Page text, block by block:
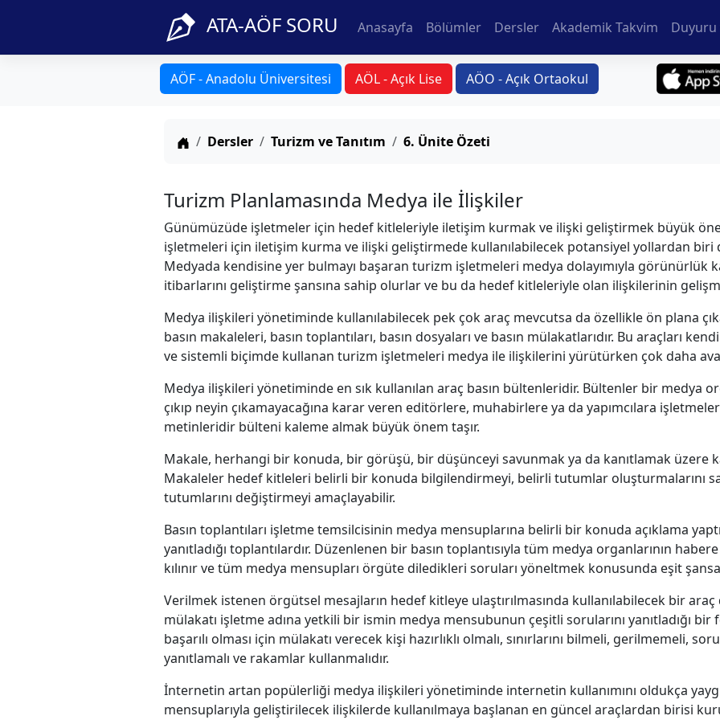
ATA-AÖF SORU Anasayfa Bölümler Dersler Akademik Takvim Duyuru
AÖF - Anadolu Üniversitesi AÖL - Açık Lise AÖO - Açık Ortaokul
Anasayfa
Dersler Turizm ve Tanıtım 6. Ünite Özeti
Turizm Planlamasında Medya ile İlişkiler
Günümüzüde işletmeler için hedef kitleleriyle iletişim kurmak ve ilişki geliştirmek büyük
işletmeleri için iletişim kurma ve ilişki geliştirmede kullanılabilecek potansiyel yollardan biri
Medyada kendisine yer bulmayı başaran turizm işletmeleri medya dolayımıyla görünürlük
itibarlarını geliştirme şansına sahip olurlar ve bu da hedef kitleleriyle olan ilişkilerinin
Medya ilişkileri yönetiminde kullanılabilecek pek çok araç mevcutsa da özellikle ön plana
basın makaleleri, basın toplantıları, basın dosyaları ve basın mülakatlarıdır. Bu araçları
ve sistemli biçimde kullanan turizm işletmeleri medya ile ilişkilerini yürütürken çok daha
Medya ilişkileri yönetiminde en sık kullanılan araç basın bültenleridir. Bültenler bir medya
çıkıp neyin çıkamayacağına karar veren editörlere, muhabirlere ya da yapımcılara
metinleridir bülteni kaleme almak büyük önem taşır.
Makale, herhangi bir konuda, bir görüşü, bir düşünceyi savunmak ya da kanıtlamak üzere
Makaleler hedef kitleleri belirli bir konuda bilgilendirmeyi, belirli tutumlar oluşturmalarını
tutumlarını değiştirmeyi amaçlayabilir.
Basın toplantıları işletme temsilcisinin medya mensuplarına belirli bir konuda açıklama
yanıtladığı toplantılardır. Düzenlenen bir basın toplantısıyla tüm medya organlarının
kılınır ve tüm medya mensupları örgüte diledikleri soruları yöneltmek konusunda eşit
Verilmek istenen örgütsel mesajların hedef kitleye ulaştırılmasında kullanılabilecek bir araç
mülakatı işletme adına yetkili bir ismin medya mensubunun çeşitli sorularını yanıtladığı bir
başarılı olması için mülakatı verecek kişi hazırlıklı olmalı, sınırlarını bilmeli, gerilmemeli,
yanıtlamalı ve rakamlar kullanmalıdır.
İnternetin artan popülerliği medya ilişkileri yönetiminde internetin kullanımını oldukça
mensuplarıyla geliştirilecek ilişkilerde kullanılmaya başlanan en güncel araçlardan birisi